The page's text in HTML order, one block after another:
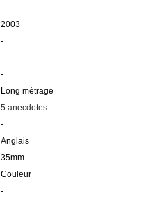
-
2003
-
-
-
Long métrage
5 anecdotes
-
Anglais
35mm
Couleur
-